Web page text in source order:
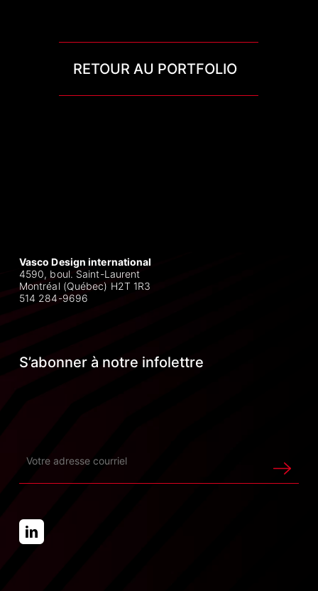
RETOUR AU PORTFOLIO
Vasco Design international
4590, boul. Saint-Laurent
Montréal (Québec) H2T 1R3
514 284-9696
S’abonner à notre infolettre